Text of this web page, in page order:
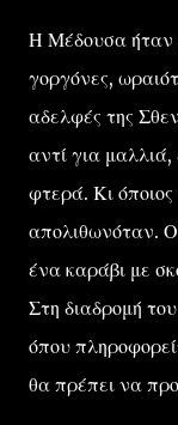
Η Μέδουσα ήταν
γοργόνες,
αδελφές της
αντί για
φτερά. Κι
απολιθωνόταν.
ένα καράβι με
Στη διαδρομή
όπου
θα πρέπει να